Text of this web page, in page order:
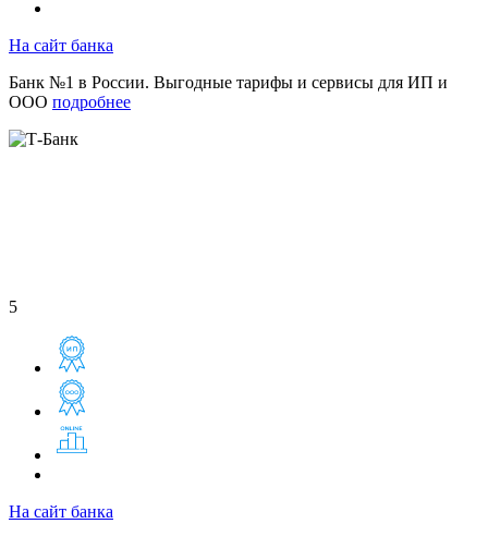
На сайт банка
Банк №1 в России. Выгодные тарифы и сервисы для ИП и
ООО подробнее
5
На сайт банка